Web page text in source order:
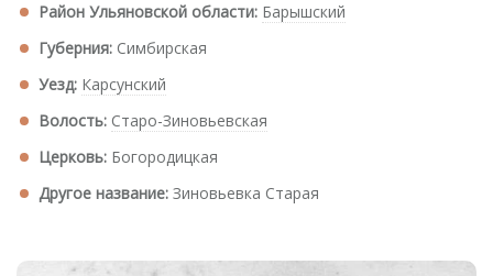
Район Ульяновской области: Барышский
Губерния: Симбирская
Уезд: Карсунский
Волость: Старо-Зиновьевская
Церковь: Богородицкая
Другое название: Зиновьевка Старая